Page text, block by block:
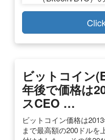
ビットコイン
年後で価格は
スCEO …
ビットコイン価格は
まで最高額の200ドルを